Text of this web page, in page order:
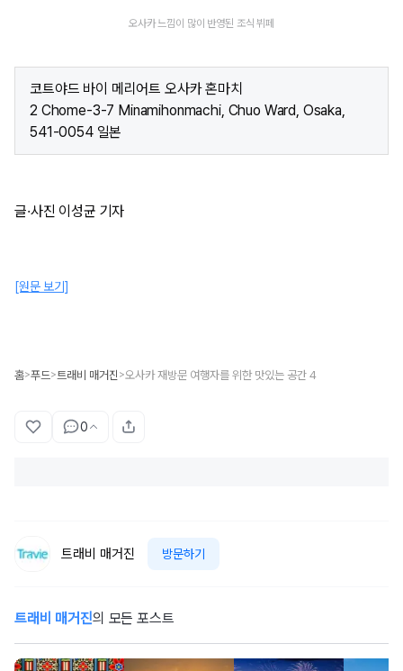
오사카 느낌이 많이 반영된 조식 뷔페
코트야드 바이 메리어트 오사카 혼마치
2 Chome-3-7 Minamihonmachi, Chuo Ward, Osaka,
541-0054 일본
글·사진 이성균 기자​
[원문 보기]
홈>푸드>트래비 매거진 >오사카 재방문 여행자를 위한 맛있는 공간 4
0
트래비 매거진 방문하기
트래비 매거진의 모든 포스트